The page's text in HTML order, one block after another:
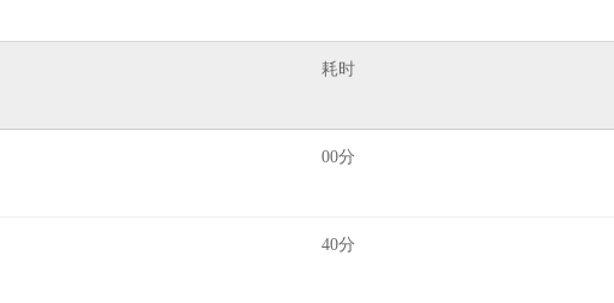
耗时
00分
40分